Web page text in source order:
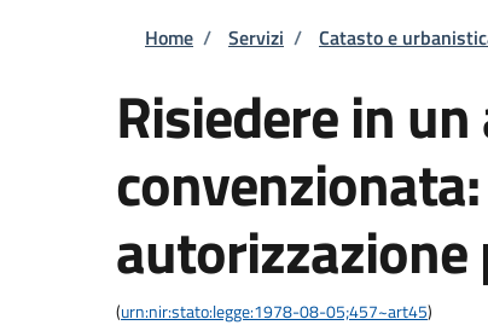
Briciole di pane
Home / Servizi / Catasto e
Risiedere in
(urn:nir:stato:legge:1978-08-05;457~art45)